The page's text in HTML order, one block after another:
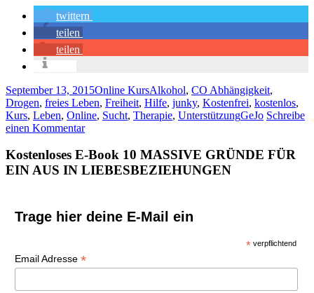
twittern
teilen
teilen
September 13, 2015Online KursAlkohol, CO Abhängigkeit,
Drogen, freies Leben, Freiheit, Hilfe, junky, Kostenfrei, kostenlos,
Kurs, Leben, Online, Sucht, Therapie, UnterstützungGeJo Schreibe
einen Kommentar
Kostenloses E-Book 10 MASSIVE GRÜNDE FÜR
EIN AUS IN LIEBESBEZIEHUNGEN
Trage hier deine E-Mail ein
* verpflichtend
Email Adresse *